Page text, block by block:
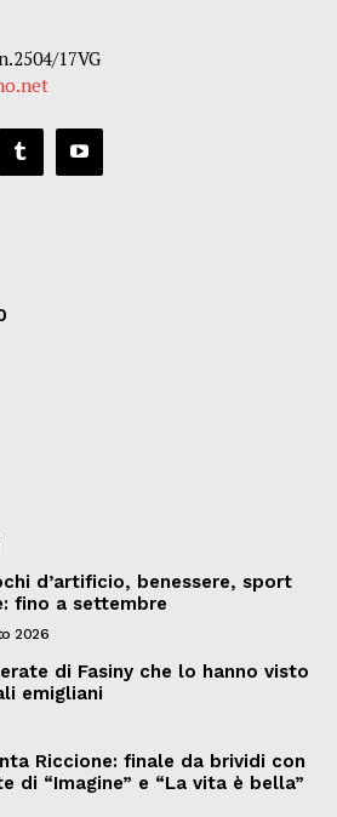
17VG
d’artificio, benessere, sport
fino a settembre
2026
di Fasiny che lo hanno visto
emigliani
Riccione: finale da brividi con
di “Imagine” e “La vita è bella”